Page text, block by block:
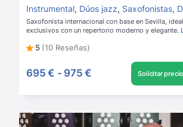
Instrumental, Dúos jazz, Saxofonistas,
Saxofonista internacional con base en Sevilla,
exclusivos con un repertorio moderno y elegante.
5 (10 Reseñas)
695 € - 975 € Solicitar